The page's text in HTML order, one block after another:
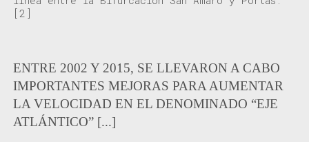
[2]
ENTRE 2002 Y 2015, SE LLEVARON A CABO
IMPORTANTES MEJORAS PARA AUMENTAR
LA VELOCIDAD EN EL DENOMINADO “EJE
ATLÁNTICO” [...]